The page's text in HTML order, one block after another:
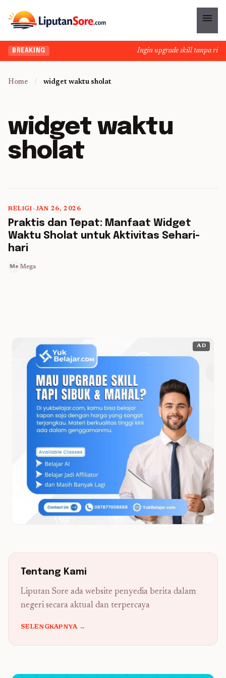
menu
BREAKING Ingin upgrade skill tanpa
Home / widget waktu sholat
widget waktu
sholat
5 min read
RELIGI•JAN 26, 2026
Praktis dan Tepat: Manfaat Widget
Waktu Sholat untuk Aktivitas Sehari-
hari
Me Mega
AD
Tentang Kami
Liputan Sore ada website penyedia berita dalam
negeri secara aktual dan terpercaya
SELENGKAPNYA →